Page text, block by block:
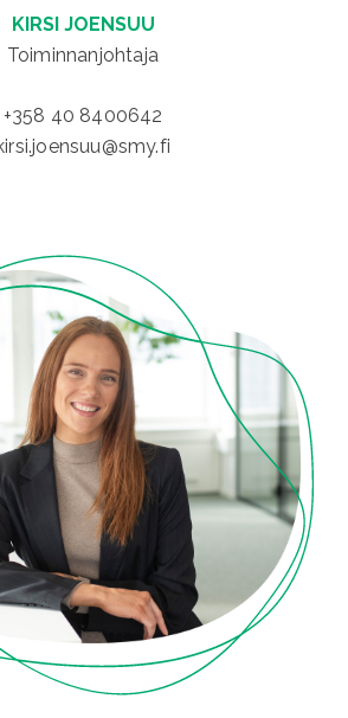
KIRSI JOENSUU
Toiminnanjohtaja
+358 40 8400642